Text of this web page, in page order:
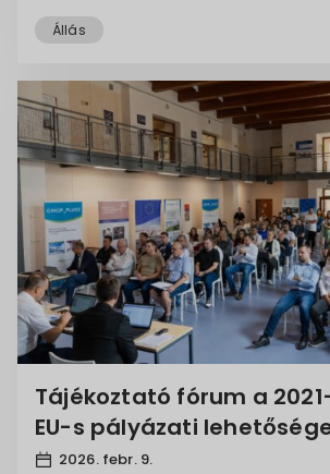
Állás
Tájékoztató fórum a
EU-s pályázati
Siklóson – 2026. február 12.
2026. febr. 9.